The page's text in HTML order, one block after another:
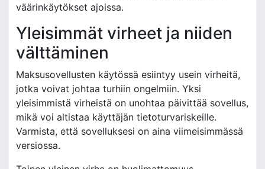
väärinkäytökset ajoissa.
Yleisimmät virheet ja niiden
välttäminen
Maksusovellusten käytössä esiintyy usein virheitä,
jotka voivat johtaa turhiin ongelmiin. Yksi
yleisimmistä virheistä on unohtaa päivittää sovellus,
mikä voi altistaa käyttäjän tietoturvariskeille.
Varmista, että sovelluksesi on aina viimeisimmässä
versiossa.